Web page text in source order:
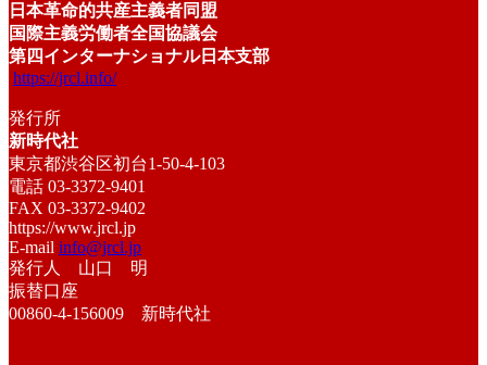
日本革命的共産主義者同盟
国際主義労働者全国協議会
第四インターナショナル日本支部
https://jrcl.info/
発行所
新時代社
東京都渋谷区初台1-50-4-103
電話 03-3372-9401
FAX 03-3372-9402
https://www.jrcl.jp
E-mail info@jrcl.jp
発行人 山口 明
振替口座
00860-4-156009 新時代社